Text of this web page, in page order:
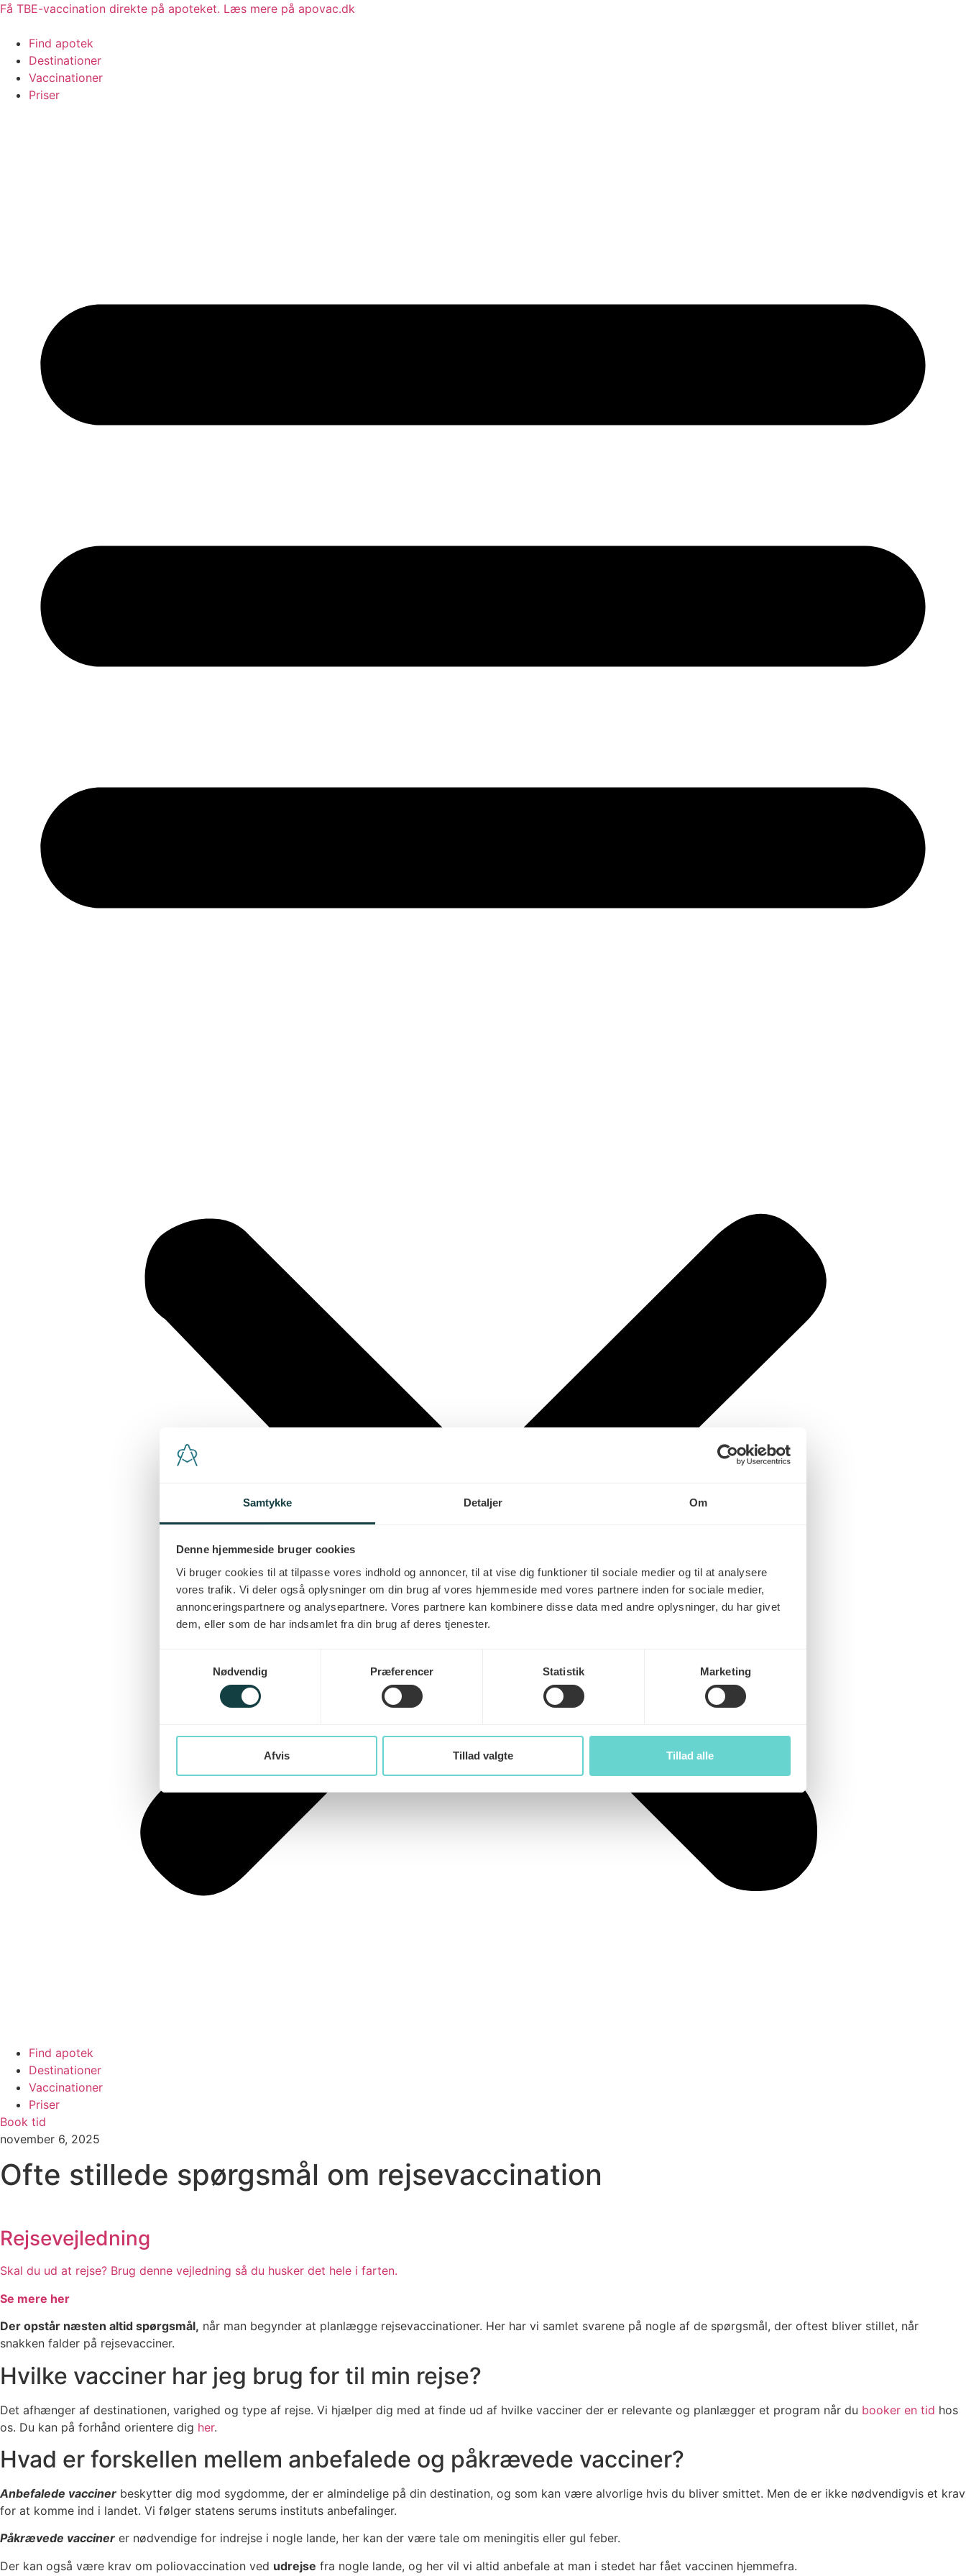
Samtykke Detaljer Om
Denne hjemmeside bruger cookies
Vi bruger cookies til at tilpasse vores indhold og annoncer, til at vise dig funktioner til sociale medier og til at analysere
vores trafik. Vi deler også oplysninger om din brug af vores hjemmeside med vores partnere inden for sociale medier,
annonceringspartnere og analysepartnere. Vores partnere kan kombinere disse data med andre oplysninger, du har givet
dem, eller som de har indsamlet fra din brug af deres tjenester.
Nødvendig
Præferencer Statistik Marketing
Afvis Tillad valgte Tillad alle
Videre
indhold
Få TBE-vaccination direkte på apoteket. Læs mere på apovac.dk
Find apotek
Destinationer
Vaccinationer
Priser
Find apotek
Destinationer
Vaccinationer
Priser
Book tid
november 6, 2025
Ofte stillede spørgsmål om rejsevaccination
Rejsevejledning
Skal du ud at rejse? Brug denne vejledning så du husker det hele i farten.
Se mere her
Der opstår næsten altid spørgsmål, når man begynder at planlægge rejsevaccinationer. Her har vi samlet svarene på nogle af de spørgsmål, der oftest bliver stillet, når
snakken falder på rejsevacciner.
Hvilke vacciner har jeg brug for til min rejse?
Det afhænger af destinationen, varighed og type af rejse. Vi hjælper dig med at finde ud af hvilke vacciner der er relevante og planlægger et program når du booker en tid hos
os. Du kan på forhånd orientere dig her.
Hvad er forskellen mellem anbefalede og påkrævede vacciner?
Anbefalede vacciner beskytter dig mod sygdomme, der er almindelige på din destination, og som kan være alvorlige hvis du bliver smittet. Men de er ikke nødvendigvis et krav
for at komme ind i landet. Vi følger statens serums instituts anbefalinger.
Påkrævede vacciner er nødvendige for indrejse i nogle lande, her kan der være tale om meningitis eller gul feber.
Der kan også være krav om poliovaccination ved udrejse fra nogle lande, og her vil vi altid anbefale at man i stedet har fået vaccinen hjemmefra.